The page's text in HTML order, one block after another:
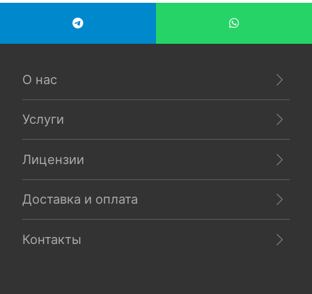
О нас
Услуги
Лицензии
Доставка и оплата
Контакты